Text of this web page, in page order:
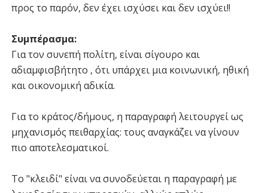
προς το παρόν, δεν έχει ισχύσει και δεν ισχύει!!
Συμπέρασμα:
Για τον συνεπή πολίτη, είναι σίγουρο και
αδιαμφισβήτητο , ότι υπάρχει μια κοινωνική, ηθική
και οικονομική αδικία.
Για το κράτος/δήμους, η παραγραφή λειτουργεί ως
μηχανισμός πειθαρχίας: τους αναγκάζει να γίνουν
πιο αποτελεσματικοί.
Το "κλειδί" είναι να συνοδεύεται η παραγραφή με